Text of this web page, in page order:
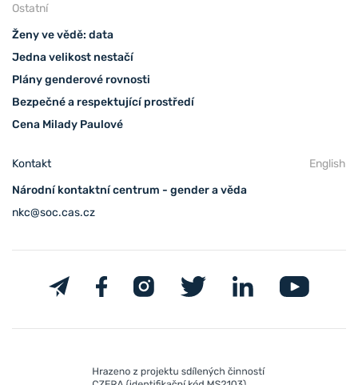
Ostatní
Ženy ve vědě: data
Jedna velikost nestačí
Plány genderové rovnosti
Bezpečné a respektující prostředí
Cena Milady Paulové
Kontakt
English
Národní kontaktní centrum - gender a věda
nkc@soc.cas.cz